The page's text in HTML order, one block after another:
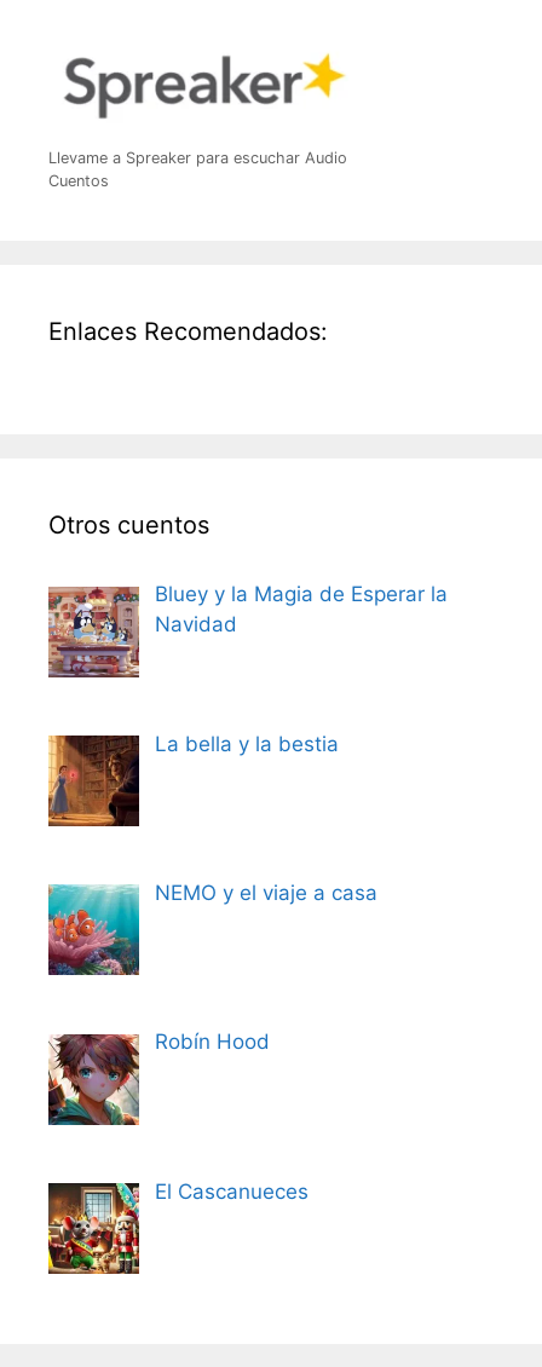
Llevame a Spreaker para escuchar Audio
Cuentos
Enlaces Recomendados:
Otros cuentos
Bluey y la Magia de Esperar la
Navidad
La bella y la bestia
NEMO y el viaje a casa
Robín Hood
El Cascanueces